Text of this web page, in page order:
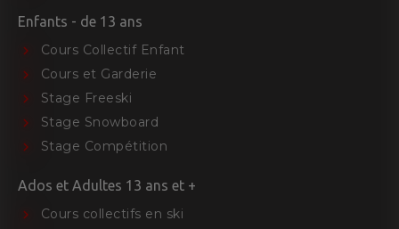
Enfants - de 13 ans
Cours Collectif Enfant
Cours et Garderie
Stage Freeski
Stage Snowboard
Stage Compétition
Ados et Adultes 13 ans et +
Cours collectifs en ski